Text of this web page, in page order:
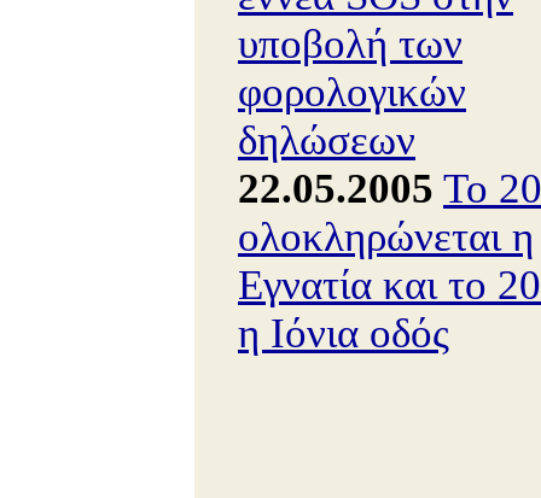
υποβολή των
φορολογικών
δηλώσεων
22.05.2005 Το
ολοκληρώνεται η
Εγνατία και το
η Ιόνια οδός